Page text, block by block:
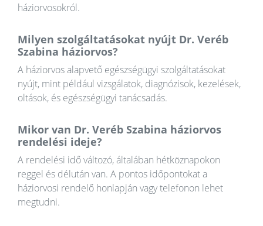
háziorvosokról.
Milyen szolgáltatásokat nyújt Dr. Veréb
Szabina háziorvos?
A háziorvos alapvető egészségügyi szolgáltatásokat
nyújt, mint például vizsgálatok, diagnózisok, kezelések,
oltások, és egészségügyi tanácsadás.
Mikor van Dr. Veréb Szabina háziorvos
rendelési ideje?
A rendelési idő változó, általában hétköznapokon
reggel és délután van. A pontos időpontokat a
háziorvosi rendelő honlapján vagy telefonon lehet
megtudni.